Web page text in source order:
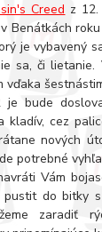
Creed z
Benátkách
je vybavený
sa, či
vďaka
je bude
kladív, cez
nových
potrebné
Vám
do bitky
zaradiť